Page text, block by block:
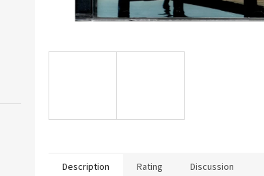
Description Rating Discussion